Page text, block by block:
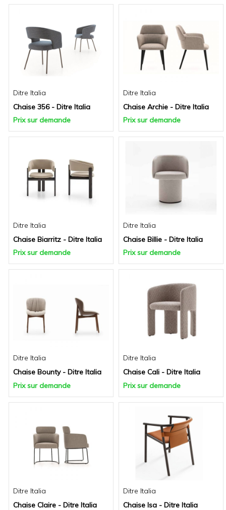
Ditre Italia
Chaise 356 - Ditre Italia
Prix sur demande
Ditre Italia
Chaise Archie - Ditre Italia
Prix sur demande
Ditre Italia
Chaise Biarritz - Ditre Italia
Prix sur demande
Ditre Italia
Chaise Billie - Ditre Italia
Prix sur demande
Ditre Italia
Chaise Bounty - Ditre Italia
Prix sur demande
Ditre Italia
Chaise Cali - Ditre Italia
Prix sur demande
Ditre Italia
Chaise Claire - Ditre Italia
Ditre Italia
Chaise Isa - Ditre Italia